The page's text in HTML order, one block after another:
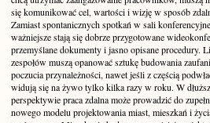
się komunikować cel, wartości i wizję w sposób
Zamiast spontanicznych spotkań w sali
ważniejsze stają się dobrze przygotowane
przemyślane dokumenty i jasno opisane procedury.
zespołów muszą opanować sztukę budowania
poczucia przynależności, nawet jeśli z częścią
widują się na żywo tylko kilka razy w roku. W
perspektywie praca zdalna może prowadzić do
nowego modelu projektowania miast, mieszkań i